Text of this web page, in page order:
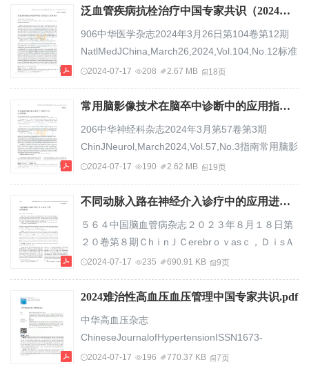
压精准化治疗显得尤为重要。随着信息学、生物
化诊疗成为可能,高血压诊疗进入一个新阶段,即实现
从“遵循通用临床指南”到“根据个体特征定制治疗方
案的精准医学”转型。为此,中国医师协会心...
泛血管疾病抗栓治疗中国专家共识（2024版）.pdf
906中华医学杂志2024年3月26日第104卷第12期
NatlMedJChina,March26,2024,Vol.104,No.12标准
与规范泛血管疾病抗栓治疗中国专家共识（2024
葛均波，复旦大学附属中山医院心内科，上海
要】泛血管疾病是以血管病变（其中95％为动脉粥
样硬化）为共同病理特征的系统性疾病，可表现为
冠状动脉疾病、脑血管疾病、外周动脉疾病等，也
2024-07-17 208 2.67 MB 18页
常用脑影像技术在脑卒中诊断中的应用指南.pdf
206中华神经科杂志2024年3月第57卷第3期
ChinJNeurol,March2024,Vol.57,No.3指南常用脑影
像技术在脑卒中诊断中的应用指南中华医学会神经
信作者：徐运，南京大学医学院附属鼓楼医院神经
xuyun20042001@aliyun.com；彭斌，中国医学科
学院北京协和医院神经科，北京100710，Email：
pengbin3@hotmail.com；王拥军，首都医科大学
2024-07-17 190 2.62 MB 19页
不同动脉入路在神经介入诊疗中的应用进展.pdf
５６４中国脑血管病杂志２０２３年８月１８日第
２０卷第８期ＣhｉnＪＣerebrｏｖasｃ，ＤｉsＡ
ug．，，１８２０２３Ｖｏl．，２０Ｎｏ．８综述
永刚吕伟波王超摘要：神经介入是脑血管疾病诊疗
介入手术的基础和成功的关键。经股动脉入路和经
桡动脉入路是神经介入诊疗的常规入路，但在临床
应用中存在解剖相关局限性，难以适用于所有的
2024-07-17 235 690.91 KB 9页
2024难治性高血压血压管理中国专家共识.pdf
中华高血压杂志
ChineseJournalofHypertensionISSN1673-
7245,CN11-5540/R《中华高血压杂志》网络首发
2024-07-17 196 770.37 KB 7页